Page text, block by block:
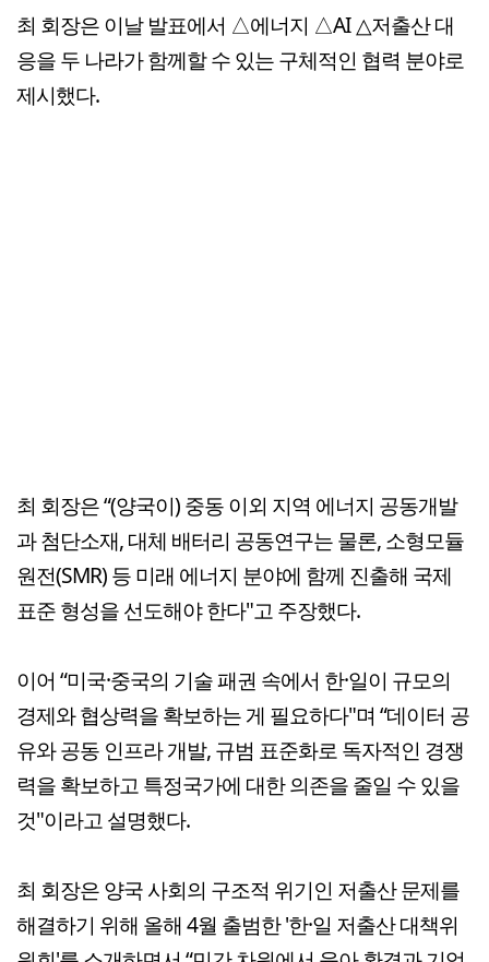
최 회장은 이날 발표에서 △에너지 △AI △저출산 대
응을 두 나라가 함께할 수 있는 구체적인 협력 분야로
제시했다.
최 회장은 “(양국이) 중동 이외 지역 에너지 공동개발
과 첨단소재, 대체 배터리 공동연구는 물론, 소형모듈
원전(SMR) 등 미래 에너지 분야에 함께 진출해 국제
표준 형성을 선도해야 한다"고 주장했다.
이어 “미국·중국의 기술 패권 속에서 한·일이 규모의
경제와 협상력을 확보하는 게 필요하다"며 “데이터 공
유와 공동 인프라 개발, 규범 표준화로 독자적인 경쟁
력을 확보하고 특정국가에 대한 의존을 줄일 수 있을
것"이라고 설명했다.
최 회장은 양국 사회의 구조적 위기인 저출산 문제를
해결하기 위해 올해 4월 출범한 '한·일 저출산 대책위